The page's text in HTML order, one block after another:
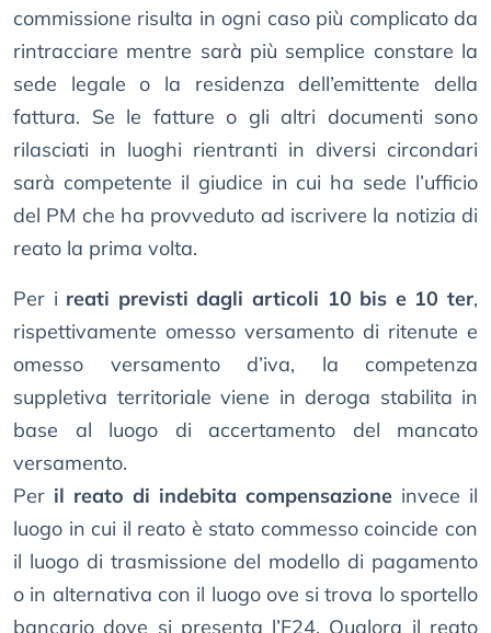
commissione risulta in ogni caso più complicato da
rintracciare mentre sarà più semplice constare la
sede legale o la residenza dell’emittente della
fattura. Se le fatture o gli altri documenti sono
rilasciati in luoghi rientranti in diversi circondari
sarà competente il giudice in cui ha sede l’ufficio
del PM che ha provveduto ad iscrivere la notizia di
reato la prima volta.
Per i reati previsti dagli articoli 10 bis e 10 ter,
rispettivamente omesso versamento di ritenute e
omesso versamento d’iva, la competenza
suppletiva territoriale viene in deroga stabilita in
base al luogo di accertamento del mancato
versamento.
Per il reato di indebita compensazione invece il
luogo in cui il reato è stato commesso coincide con
il luogo di trasmissione del modello di pagamento
o in alternativa con il luogo ove si trova lo sportello
bancario dove si presenta l’F24. Qualora il reato